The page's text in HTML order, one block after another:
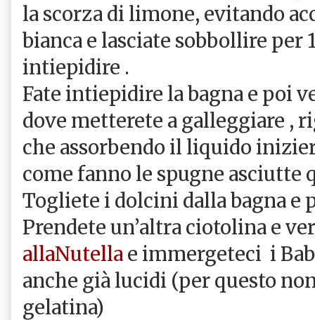
la scorza di limone, evitando
bianca e lasciate sobbollire per
intiepidire .
Fate intiepidire la bagna e poi
dove metterete a galleggiare ,
che assorbendo il liquido
come fanno le spugne asciutte
Togliete i dolcini dalla bagna e
Prendete un’altra ciotolina e
allaNutella e immergeteci i
anche già lucidi (per questo
gelatina)